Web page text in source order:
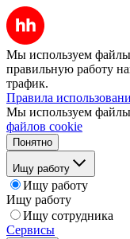
Мы используем файлы
правильную работу
трафик.
Правила
Мы используем
файлов cookie
Понятно
Ищу работу
Ищу работу
Ищу работу
Ищу сотрудника
Сервисы